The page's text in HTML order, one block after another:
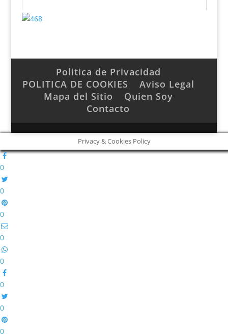
Politica de Privacidad
POLITICA DE COOKIES
Aviso Legal
Mapa del Sitio
Quien Soy
Contacto
Privacy & Cookies Policy
0
0
0
0
0
0
0
0